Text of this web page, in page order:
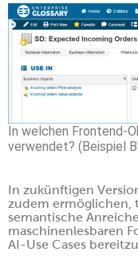
In welchen Frontend-
verwendet? (Beispiel
In zukünftigen
zudem ermöglichen,
semantische
maschinenlesbaren
AI-Use Cases